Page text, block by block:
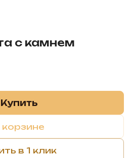
с камнем
Купить
корзине
в 1 клик